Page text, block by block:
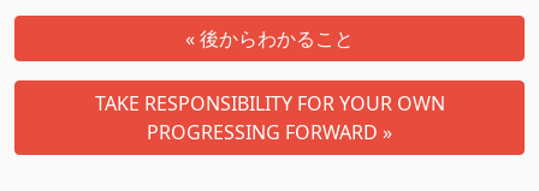
« 後からわかること
TAKE RESPONSIBILITY FOR YOUR OWN
PROGRESSING FORWARD »